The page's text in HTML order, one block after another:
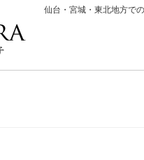
仙台・宮城・東北地方で